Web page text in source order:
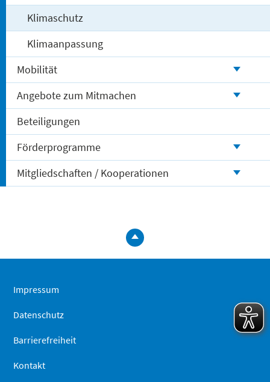
Klimaschutz
Klimaanpassung
Mobilität
Angebote zum Mitmachen
Beteiligungen
Förderprogramme
Mitgliedschaften / Kooperationen
zum
Impressum
Datenschutz
Barrierefreiheit
Kontakt